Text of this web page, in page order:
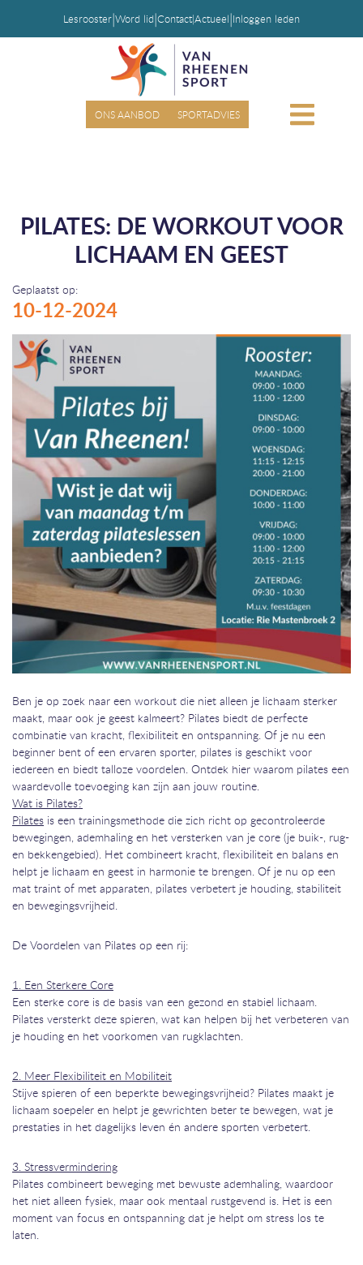
Lesrooster|Word lid|Contact|Actueel|Inloggen leden
ONS AANBOD SPORTADVIES
PILATES: DE WORKOUT VOOR
LICHAAM EN GEEST
Geplaatst op:
10-12-2024
Ben je op zoek naar een workout die niet alleen je lichaam sterker
maakt, maar ook je geest kalmeert? Pilates biedt de perfecte
combinatie van kracht, flexibiliteit en ontspanning. Of je nu een
beginner bent of een ervaren sporter, pilates is geschikt voor
iedereen en biedt talloze voordelen. Ontdek hier waarom pilates een
waardevolle toevoeging kan zijn aan jouw routine.
Wat is Pilates?
Pilates is een trainingsmethode die zich richt op gecontroleerde
bewegingen, ademhaling en het versterken van je core (je buik-, rug-
en bekkengebied). Het combineert kracht, flexibiliteit en balans en
helpt je lichaam en geest in harmonie te brengen. Of je nu op een
mat traint of met apparaten, pilates verbetert je houding, stabiliteit
en bewegingsvrijheid.
De Voordelen van Pilates op een rij:
1. Een Sterkere Core
Een sterke core is de basis van een gezond en stabiel lichaam.
Pilates versterkt deze spieren, wat kan helpen bij het verbeteren van
je houding en het voorkomen van rugklachten.
2. Meer Flexibiliteit en Mobiliteit
Stijve spieren of een beperkte bewegingsvrijheid? Pilates maakt je
lichaam soepeler en helpt je gewrichten beter te bewegen, wat je
prestaties in het dagelijks leven én andere sporten verbetert.
3. Stressvermindering
Pilates combineert beweging met bewuste ademhaling, waardoor
het niet alleen fysiek, maar ook mentaal rustgevend is. Het is een
moment van focus en ontspanning dat je helpt om stress los te
laten.